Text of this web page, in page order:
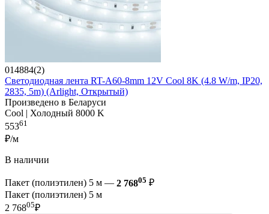
014884(2)
Светодиодная лента RT-A60-8mm 12V Cool 8K (4.8 W/m, IP20,
2835, 5m) (Arlight, Открытый)
Произведено в Беларуси
Cool | Холодный 8000 K
55361
₽/м
В наличии
Пакет (полиэтилен) 5 м — 2 76805 ₽
Пакет (полиэтилен) 5 м
2 76805₽